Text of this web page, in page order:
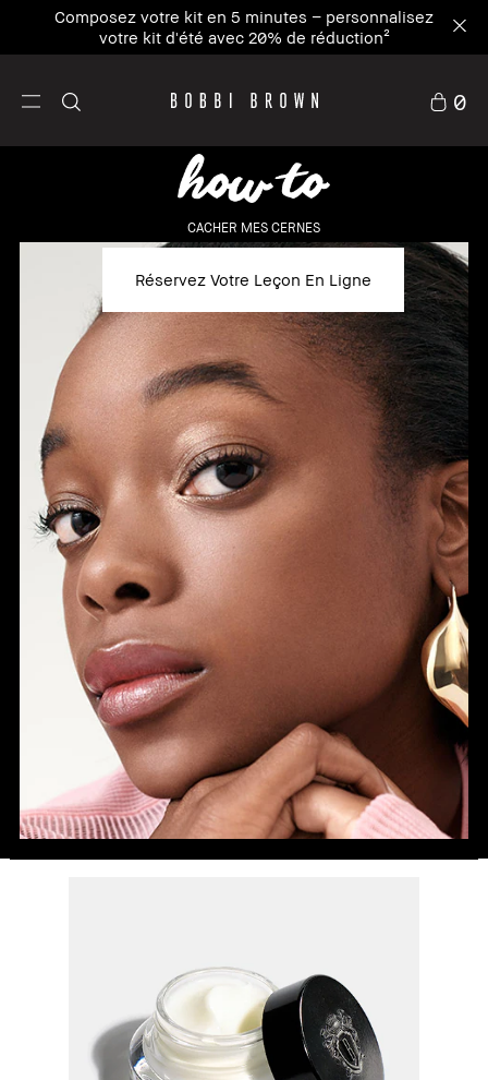
Composez votre kit en 5 minutes – personnalisez
votre kit d'été avec 20% de réduction²
0
CACHER MES CERNES
Réservez Votre Leçon En Ligne